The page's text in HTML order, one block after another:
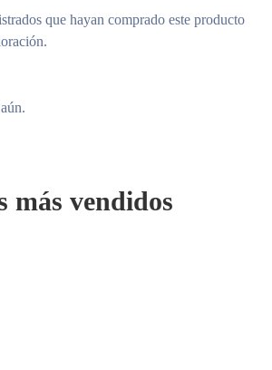
que hayan comprado este producto
más vendidos